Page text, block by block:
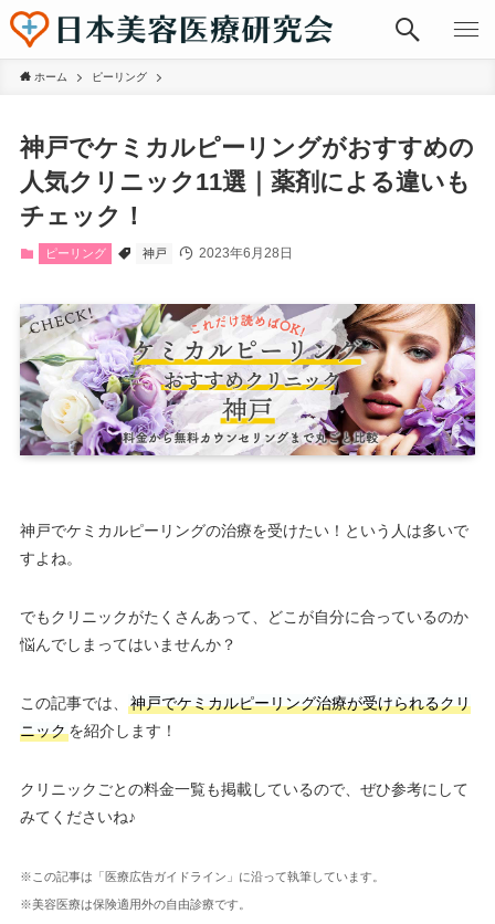
ホーム ピーリング
神戸でケミカルピーリングがおすすめの
人気クリニック11選｜薬剤による違いも
チェック！
ピーリング 神戸 2023年6月28日
神戸でケミカルピーリングの治療を受けたい！という人は多いで
すよね。
でもクリニックがたくさんあって、どこが自分に合っているのか
悩んでしまってはいませんか？
この記事では、
神戸でケミカルピーリング治療が受けられるクリ
ニックを紹介します！
クリニックごとの料金一覧も掲載しているので、ぜひ参考にして
みてくださいね♪
※この記事は「医療広告ガイドライン」に沿って執筆しています。
※美容医療は保険適用外の自由診療です。